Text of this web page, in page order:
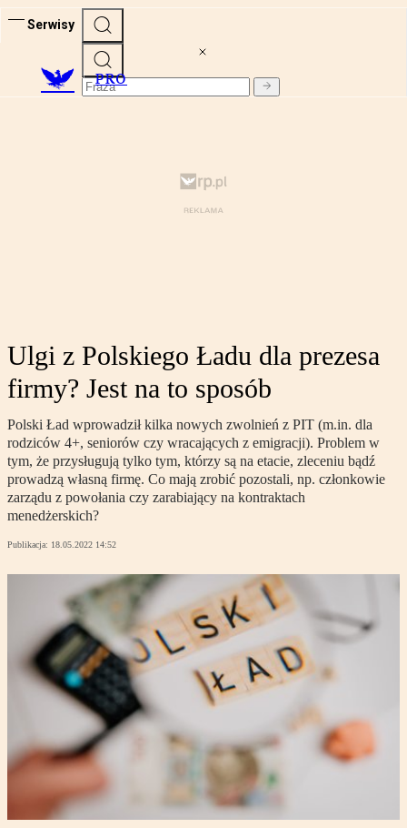
Serwisy
PRO
Ulgi z Polskiego Ładu dla prezesa
firmy? Jest na to sposób
Polski Ład wprowadził kilka nowych zwolnień z PIT (m.in. dla
rodziców 4+, seniorów czy wracających z emigracji). Problem w
tym, że przysługują tylko tym, którzy są na etacie, zleceniu bądź
prowadzą własną firmę. Co mają zrobić pozostali, np. członkowie
zarządu z powołania czy zarabiający na kontraktach
menedżerskich?
Publikacja: 18.05.2022 14:52